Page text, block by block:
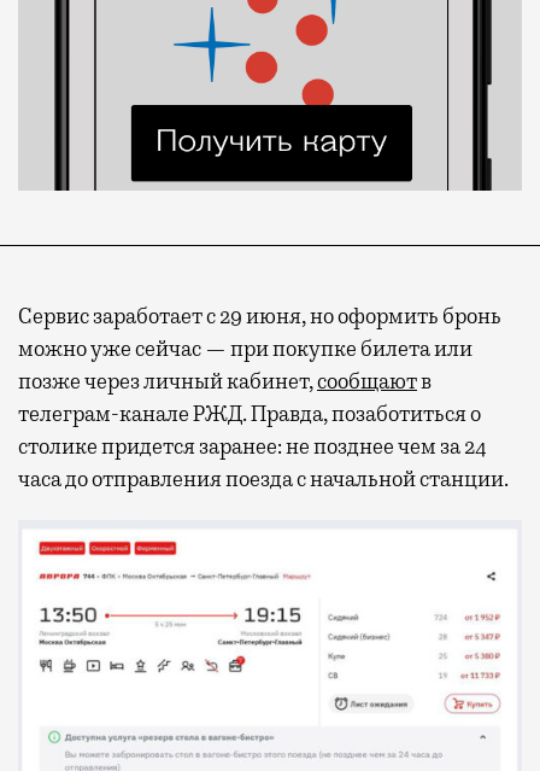
Сервис заработает с 29 июня, но оформить бронь
можно уже сейчас — при покупке билета или
позже через личный кабинет,сообщаютв
телеграм-канале РЖД. Правда, позаботиться о
столике придется заранее: не позднее чем за 24
часа до отправления поезда с начальной станции.